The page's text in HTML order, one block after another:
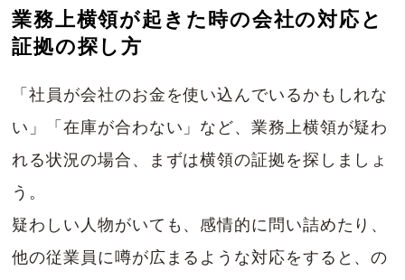
業務上横領が起きた時の会社の対応と
証拠の探し方
「社員が会社のお金を使い込んでいるかもしれな
い」「在庫が合わない」など、業務上横領が疑わ
れる状況の場合、まずは横領の証拠を探しましょ
う。
疑わしい人物がいても、感情的に問い詰めたり、
他の従業員に噂が広まるような対応をすると、の